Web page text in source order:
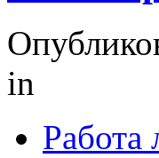
in
Работа